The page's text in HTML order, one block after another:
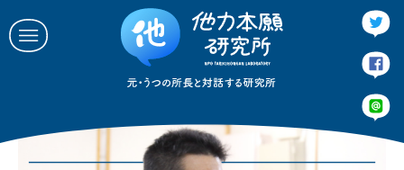
所長のあいさつ